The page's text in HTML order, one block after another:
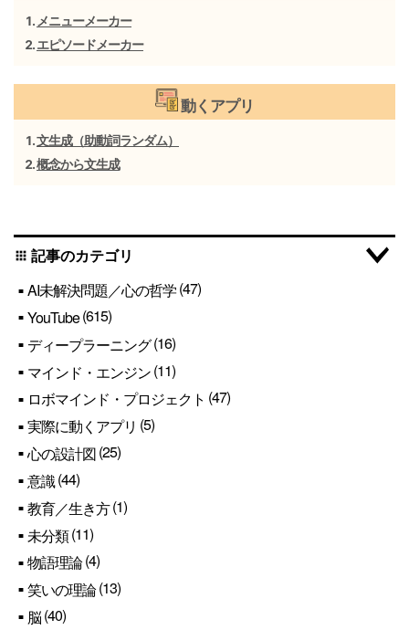
メニューメーカー
エピソードメーカー
動くアプリ
文生成（助動詞ランダム）
概念から文生成
apps 記事のカテゴリ
AI未解決問題／心の哲学(47)
YouTube(615)
ディープラーニング(16)
マインド・エンジン(11)
ロボマインド・プロジェクト (47)
実際に動くアプリ (5)
心の設計図(25)
意識(44)
教育／生き方(1)
未分類(11)
物語理論(4)
笑いの理論(13)
脳(40)